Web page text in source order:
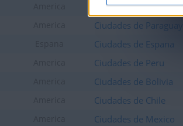
Ciudades de
Ciudades de Paraguay
Ciudades de Espana
Ciudades de Peru
Ciudades de Bolivia
Ciudades de Chile
Ciudades de Mexico